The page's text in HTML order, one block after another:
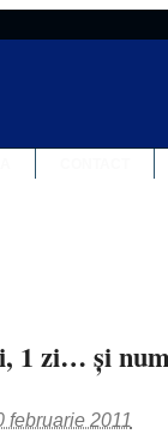
1 zi… și
februarie 2011